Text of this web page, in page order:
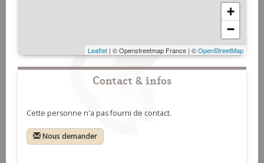
+
−
Leaflet | © Openstreetmap France | ©OpenStreetMap
Contact & infos
Cette personne n'a pas fourni de contact.
Nous demander